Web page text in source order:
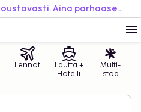
Varaa helposti. Matkusta joustavasti. Aina parhaaseen hintaan.
Lennot
Lautta +
Hotelli
Multi-
stop